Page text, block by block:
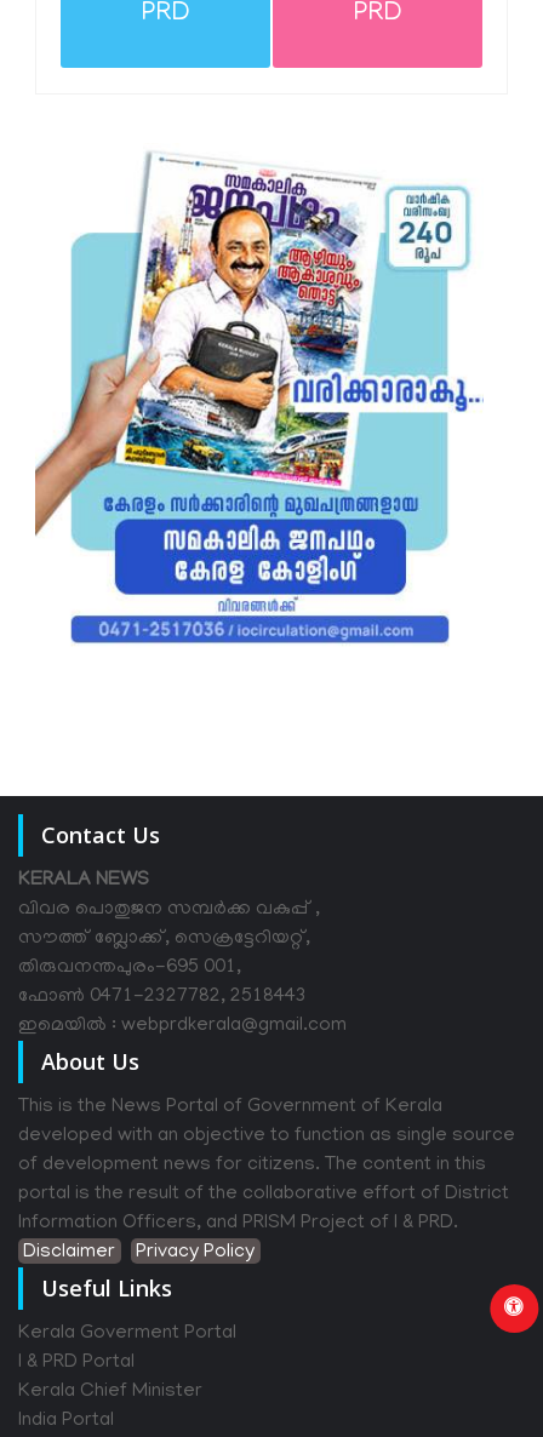
PRD PRD
Contact Us
KERALA NEWS
വിവര പൊതുജന സമ്പര്‍ക്ക വകുപ്പ് ,
സൗത്ത് ബ്ലോക്ക്, സെക്രട്ടേറിയറ്റ്,
തിരുവനന്തപുരം-695 001,
ഫോൺ 0471-2327782, 2518443
ഇമെയിൽ : webprdkerala@gmail.com
About Us
This is the News Portal of Government of Kerala
developed with an objective to function as single source
of development news for citizens. The content in this
portal is the result of the collaborative effort of District
Information Officers, and PRISM Project of I & PRD.
Disclaimer
Privacy Policy
Useful Links
Kerala Goverment Portal
I & PRD Portal
Kerala Chief Minister
India Portal